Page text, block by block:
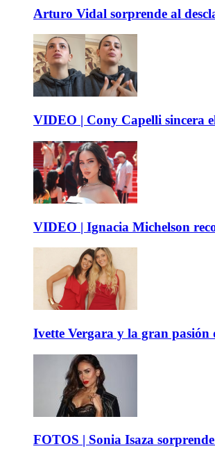
Arturo Vidal sorprende al
VIDEO | Cony Capelli sincera
VIDEO | Ignacia Michelson
Ivette Vergara y la gran pasión
FOTOS | Sonia Isaza